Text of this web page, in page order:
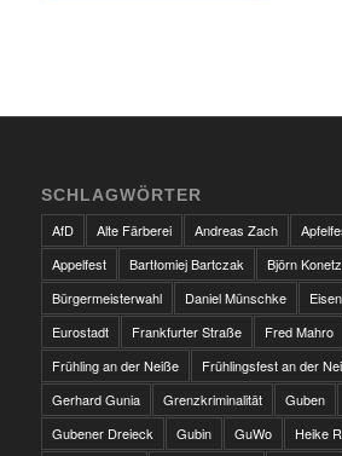
SCHLAGWÖRTER
AfD
Alte Färberei Andreas Zach
Appelfest
Bartłomiej Bartczak
Björn
Bürgermeisterwahl
Daniel Münschke
Eurostadt
Frankfurter Straße Fred Mahro
Frühling an der Neiße
Frühlingsfest an der
Gerhard Gunia
Grenzkriminalität Guben
Gubener Dreieck
Gubin GuWo Heike